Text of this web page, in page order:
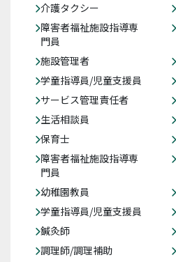
介護タクシー
障害者福祉施設指導専
門員
施設管理者
学童指導員/児童支援員
サービス管理責任者
生活相談員
保育士
障害者福祉施設指導専
門員
幼稚園教員
学童指導員/児童支援員
鍼灸師
調理師/調理補助